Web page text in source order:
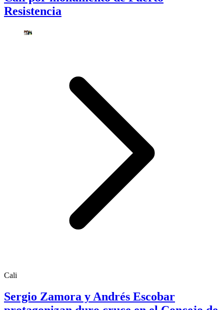
Resistencia
Cali
Sergio Zamora y Andrés Escobar